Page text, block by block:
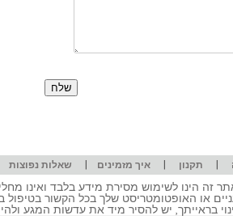
| תקנון |איך מזמינים | שאלות נפוצות
זה הינו לשימוש מסירת מידע בלבד ואינו
או האופטומטריסט שלך בכל הקשור
בראייתך, יש להסיר מיד את עדשות המגע